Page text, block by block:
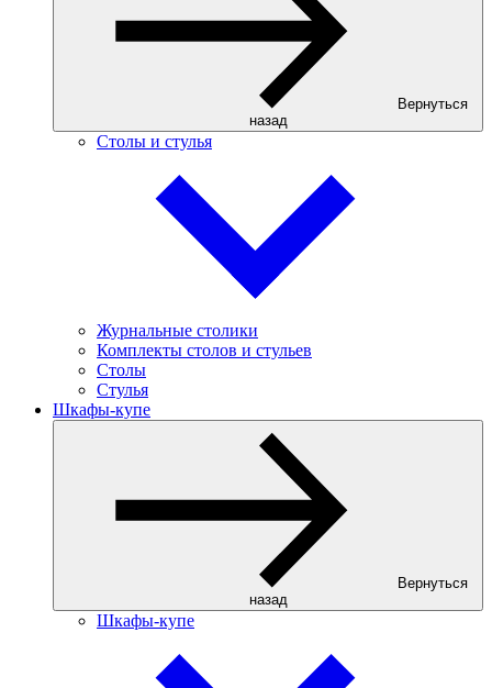
Вернуться
назад
Столы и стулья
Журнальные столики
Комплекты столов и стульев
Столы
Стулья
Шкафы-купе
Вернуться
назад
Шкафы-купе